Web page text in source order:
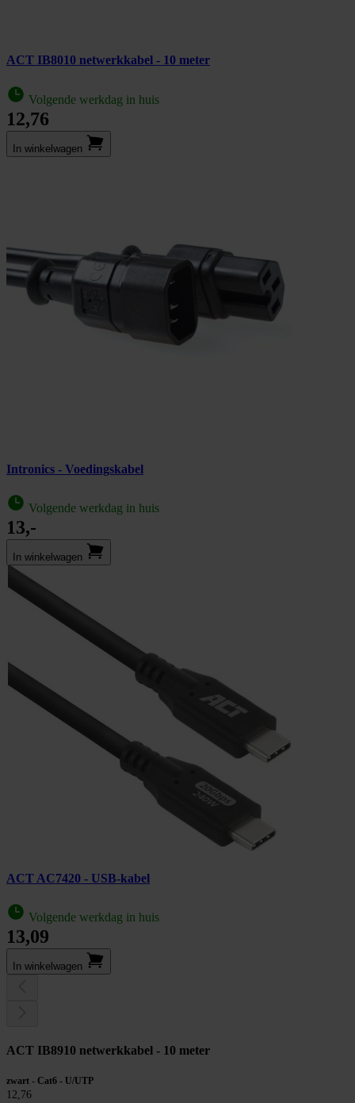
ACT IB8010 netwerkkabel - 10 meter
Volgende werkdag in huis
12,76
In winkel­wagen
Intronics - Voedingskabel
Volgende werkdag in huis
13,-
In winkel­wagen
ACT AC7420 - USB-kabel
Volgende werkdag in huis
13,09
In winkel­wagen
ACT IB8910 netwerkkabel - 10 meter
zwart - Cat6 - U/UTP
12,76